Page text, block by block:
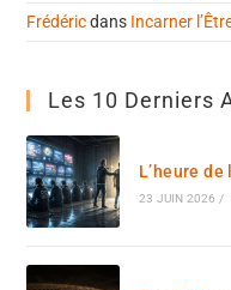
Frédéricdans Incarner
Les 10 Derniers
L’heure
23 JUIN 2026 /